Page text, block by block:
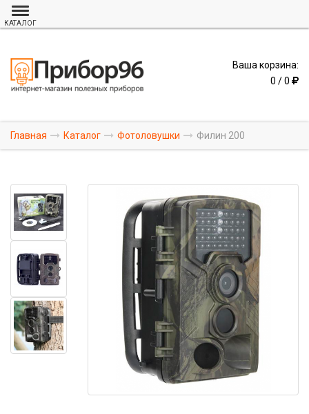
КАТАЛОГ
Ваша корзина:
0 / 0
Главная Каталог Фотоловушки Филин 200